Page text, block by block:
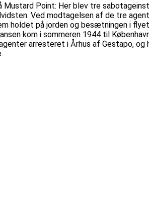
Point: Her blev tre
Ved modtagelsen af de tre
holdet på jorden og besætningen i
kom i sommeren 1944 til
arresteret i Århus af Gestapo,